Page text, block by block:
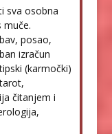
sva osobna
muče.
posao,
izračun
(karmočki)
čitanjem i